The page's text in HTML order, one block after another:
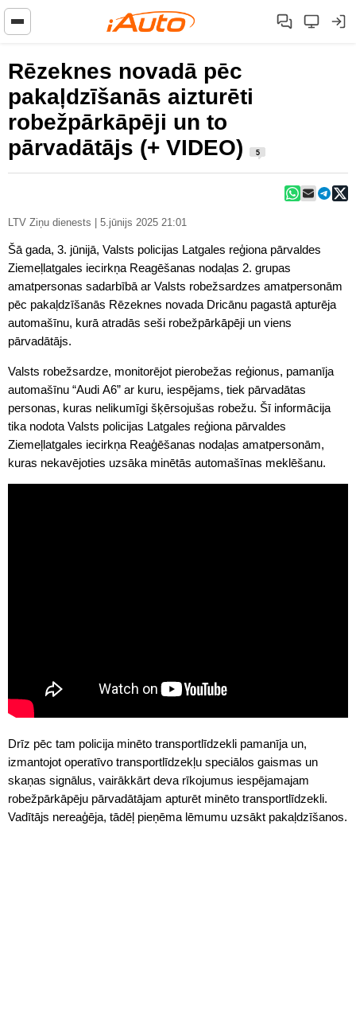
Rēzeknes novadā pēc
pakaļdzīšanās aizturēti
robežpārkāpēji un to
pārvadātājs (+ VIDEO)
5
LTV Ziņu dienests | 5.jūnijs 2025 21:01
Šā gada, 3. jūnijā, Valsts policijas Latgales reģiona pārvaldes
Ziemeļlatgales iecirkņa Reagēšanas nodaļas 2. grupas
amatpersonas sadarbībā ar Valsts robežsardzes amatpersonām
pēc pakaļdzīšanās Rēzeknes novada Dricānu pagastā apturēja
automašīnu, kurā atradās seši robežpārkāpēji un viens
pārvadātājs.
Valsts robežsardze, monitorējot pierobežas reģionus, pamanīja
automašīnu “Audi A6” ar kuru, iespējams, tiek pārvadātas
personas, kuras nelikumīgi šķērsojušas robežu. Šī informācija
tika nodota Valsts policijas Latgales reģiona pārvaldes
Ziemeļlatgales iecirkņa Reaģēšanas nodaļas amatpersonām,
kuras nekavējoties uzsāka minētās automašīnas meklēšanu.
Drīz pēc tam policija minēto transportlīdzekli pamanīja un,
izmantojot operatīvo transportlīdzekļu speciālos gaismas un
skaņas signālus, vairākkārt deva rīkojumus iespējamajam
robežpārkāpēju pārvadātājam apturēt minēto transportlīdzekli.
Vadītājs nereaģēja, tādēļ pieņēma lēmumu uzsākt pakaļdzīšanos.